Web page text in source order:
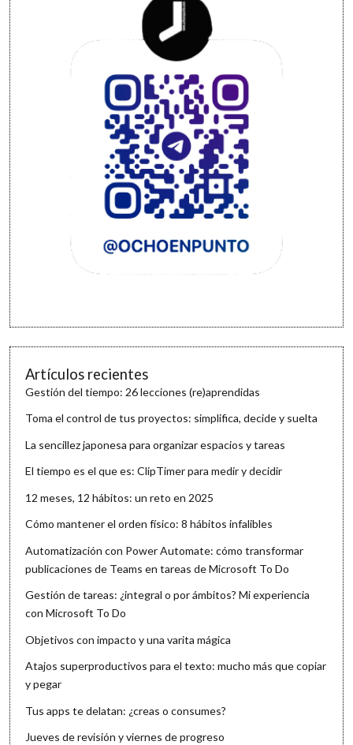
Artículos recientes
Gestión del tiempo: 26 lecciones (re)aprendidas
Toma el control de tus proyectos: simplifica, decide y suelta
La sencillez japonesa para organizar espacios y tareas
El tiempo es el que es: ClipTimer para medir y decidir
12 meses, 12 hábitos: un reto en 2025
Cómo mantener el orden físico: 8 hábitos infalibles
Automatización con Power Automate: cómo transformar
publicaciones de Teams en tareas de Microsoft To Do
Gestión de tareas: ¿integral o por ámbitos? Mi experiencia
con Microsoft To Do
Objetivos con impacto y una varita mágica
Atajos superproductivos para el texto: mucho más que copiar
y pegar
Tus apps te delatan: ¿creas o consumes?
Jueves de revisión y viernes de progreso